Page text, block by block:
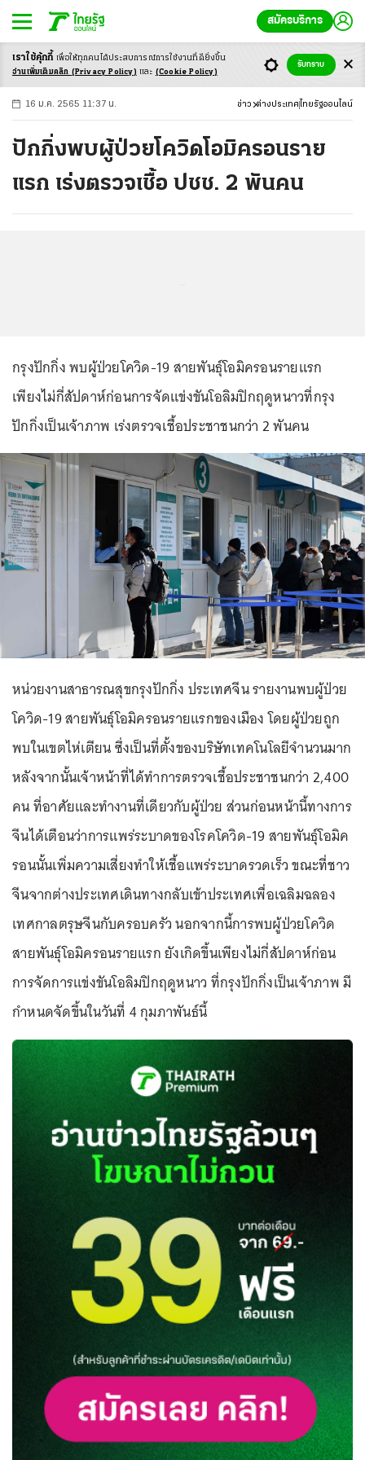
สมัครบริการ
-ก ก ก+
16 ม.ค. 2565 11:37 น. ข่าว ต่างประเทศ ไทยรัฐออนไลน์
ปักกิ่งพบผู้ป่วยโควิดโอมิครอนราย
แรก เร่งตรวจเชื้อ ปชช. 2 พันคน
กรุงปักกิ่ง พบผู้ป่วยโควิด-19 สายพันธุ์โอมิครอนรายแรก
เพียงไม่กี่สัปดาห์ก่อนการจัดแข่งขันโอลิมปิกฤดูหนาวที่กรุง
ปักกิ่งเป็นเจ้าภาพ เร่งตรวจเชื้อประชาชนกว่า 2 พันคน
หน่วยงานสาธารณสุขกรุงปักกิ่ง ประเทศจีน รายงานพบผู้ป่วย
โควิด-19 สายพันธุ์โอมิครอนรายแรกของเมือง โดยผู้ป่วยถูก
พบในเขตไห่เตียน ซึ่งเป็นที่ตั้งของบริษัทเทคโนโลยีจำนวนมาก
หลังจากนั้นเจ้าหน้าที่ได้ทำการตรวจเชื้อประชาชนกว่า 2,400
คน ที่อาศัยและทำงานที่เดียวกับผู้ป่วย ส่วนก่อนหน้านี้ทางการ
จีนได้เตือนว่าการแพร่ระบาดของโรคโควิด-19 สายพันธุ์โอมิค
รอนนั้นเพิ่มความเสี่ยงทำให้เชื้อแพร่ระบาดรวดเร็ว ขณะที่ชาว
จีนจากต่างประเทศเดินทางกลับเข้าประเทศเพื่อเฉลิมฉลอง
เทศกาลตรุษจีนกับครอบครัว นอกจากนี้การพบผู้ป่วยโควิด
สายพันธุ์โอมิครอนรายแรก ยังเกิดขึ้นเพียงไม่กี่สัปดาห์ก่อน
การจัดการแข่งขันโอลิมปิกฤดูหนาว ที่กรุงปักกิ่งเป็นเจ้าภาพ มี
กำหนดจัดขึ้นในวันที่ 4 กุมภาพันธ์นี้
เราใช้คุ้กกี้ เพื่อให้ทุกคนได้ประสบการณ์การใช้งานที่ดียิ่งขึ้น
อ่านเพิ่มเติมคลิก (Privacy Policy) และ (Cookie Policy)
รับทราบ